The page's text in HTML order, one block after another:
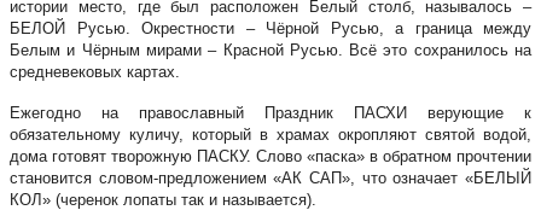
истории место, где был расположен Белый столб, называлось –
БЕЛОЙ Русью. Окрестности – Чёрной Русью, а граница между
Белым и Чёрным мирами – Красной Русью. Всё это сохранилось на
средневековых картах.
Ежегодно на православный Праздник ПАСХИ верующие к
обязательному куличу, который в храмах окропляют святой водой,
дома готовят творожную ПАСКУ. Слово «паска» в обратном прочтении
становится словом-предложением «АК САП», что означает «БЕЛЫЙ
КОЛ» (черенок лопаты так и называется).